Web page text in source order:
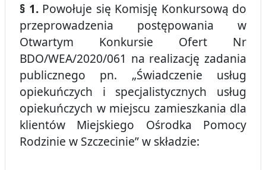
§ 1.Powołuje się Komisję Konkursową do
przeprowadzenia postępowania w
Otwartym Konkursie Ofert Nr
BDO/WEA/2020/061 na realizację zadania
publicznego pn. „Świadczenie usług
opiekuńczych i specjalistycznych usług
opiekuńczych w miejscu zamieszkania dla
klientów Miejskiego Ośrodka Pomocy
Rodzinie w Szczecinie” w składzie: